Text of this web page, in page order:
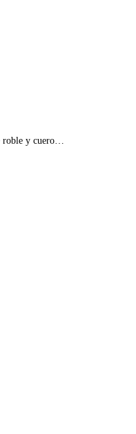
roble y cuero…